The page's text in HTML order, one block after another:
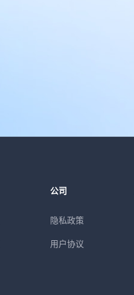
公司
隐私政策
用户协议